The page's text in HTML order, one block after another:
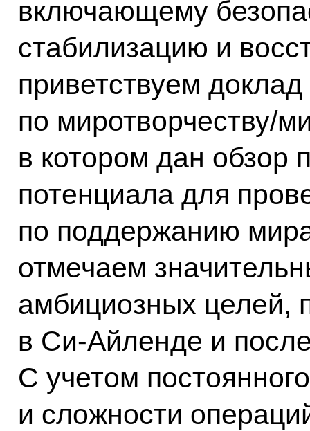
включающему
стабилизацию и
приветствуем
по миротворчеству/
в котором дан обзор
потенциала для
по поддержанию
отмечаем
амбициозных целей,
в Си-Айленде и
С учетом
и сложности